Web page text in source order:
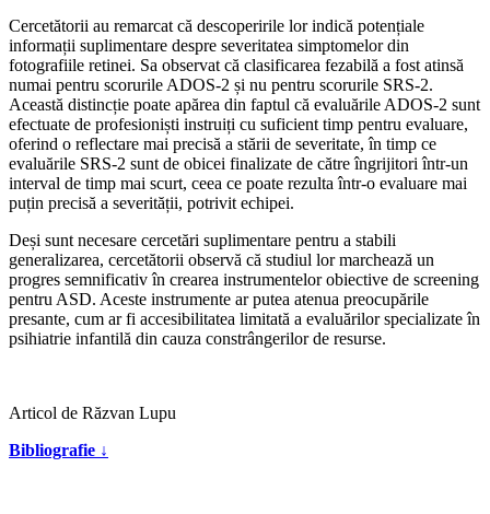
Cercetătorii au remarcat că descoperirile lor indică potențiale
informații suplimentare despre severitatea simptomelor din
fotografiile retinei. Sa observat că clasificarea fezabilă a fost atinsă
numai pentru scorurile ADOS-2 și nu pentru scorurile SRS-2.
Această distincție poate apărea din faptul că evaluările ADOS-2 sunt
efectuate de profesioniști instruiți cu suficient timp pentru evaluare,
oferind o reflectare mai precisă a stării de severitate, în timp ce
evaluările SRS-2 sunt de obicei finalizate de către îngrijitori într-un
interval de timp mai scurt, ceea ce poate rezulta într-o evaluare mai
puțin precisă a severității, potrivit echipei.
Deși sunt necesare cercetări suplimentare pentru a stabili
generalizarea, cercetătorii observă că studiul lor marchează un
progres semnificativ în crearea instrumentelor obiective de screening
pentru ASD. Aceste instrumente ar putea atenua preocupările
presante, cum ar fi accesibilitatea limitată a evaluărilor specializate în
psihiatrie infantilă din cauza constrângerilor de resurse.
Articol de Răzvan Lupu
Bibliografie ↓